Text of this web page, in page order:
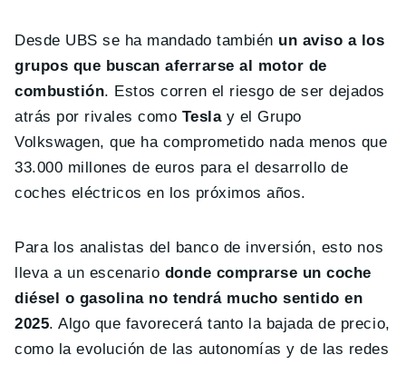
Desde UBS se ha mandado también un aviso a los
grupos que buscan aferrarse al motor de
combustión. Estos corren el riesgo de ser dejados
atrás por rivales como Teslay el Grupo
Volkswagen, que ha comprometido nada menos que
33.000 millones de euros para el desarrollo de
coches eléctricos en los próximos años.
Para los analistas del banco de inversión, esto nos
lleva a un escenario donde comprarse un coche
diésel o gasolina no tendrá mucho sentido en
2025. Algo que favorecerá tanto la bajada de precio,
como la evolución de las autonomías y de las redes